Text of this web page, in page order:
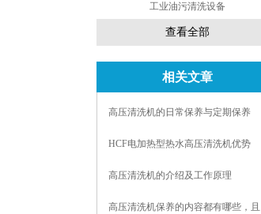
工业油污清洗设备
查看全部
相关文章
高压清洗机的日常保养与定期保养
HCF电加热型热水高压清洗机优势
高压清洗机的介绍及工作原理
高压清洗机保养的内容都有哪些，且